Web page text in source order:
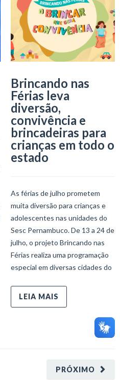
Brincando nas
Férias leva
diversão,
convivência e
brincadeiras para
crianças em todo o
estado
As férias de julho prometem
muita diversão para crianças e
adolescentes nas unidades do
Sesc Pernambuco. De 13 a 24 de
julho, o projeto Brincando nas
Férias realiza uma programação
especial em diversas cidades do
LEIA MAIS
PRÓXIMO